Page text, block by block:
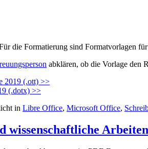
die Formatierung sind Formatvorlagen
abklären, ob die Vorlage den
2019 (.ott) >>
(.dotx) >>
in Libre Office, Microsoft Office,
wissenschaftliche